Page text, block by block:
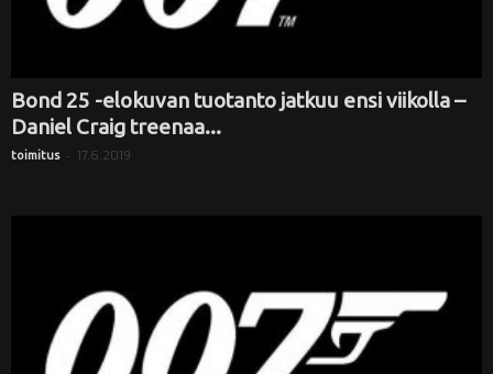
Bond 25 -elokuvan tuotanto jatkuu ensi viikolla –
Daniel Craig treenaa...
toimitus - 17.6.2019